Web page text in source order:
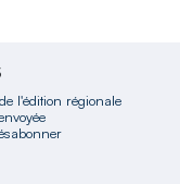
l'édition régionale